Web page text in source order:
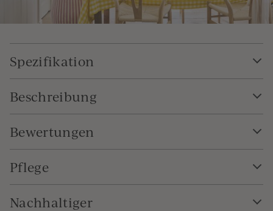
Spezifikation
Beschreibung
Bewertungen
Pflege
Nachhaltiger